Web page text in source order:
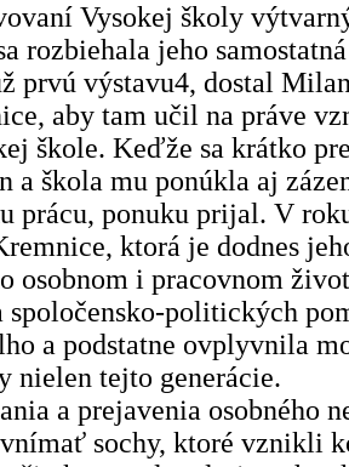
Vysokej školy
rozbiehala jeho
prvú výstavu4, dostal
aby tam učil na práve
škole. Keďže sa krátko
a škola mu ponúkla aj
prácu, ponuku prijal. V
ktorá je dodnes
osobnom i pracovnom
spoločensko-politických
a podstatne ovplyvnila
nielen tejto generácie.
a prejavenia osobného
sochy, ktoré vznikli